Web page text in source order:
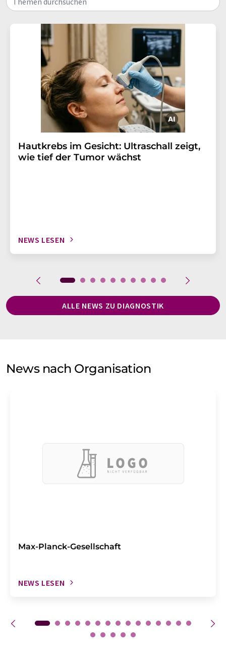
Hautkrebs im Gesicht: Ultraschall zeigt,
wie tief der Tumor wächst
NEWS LESEN
ALLE NEWS ZU DIAGNOSTIK
News nach Organisation
Max-Planck-Gesellschaft
NEWS LESEN